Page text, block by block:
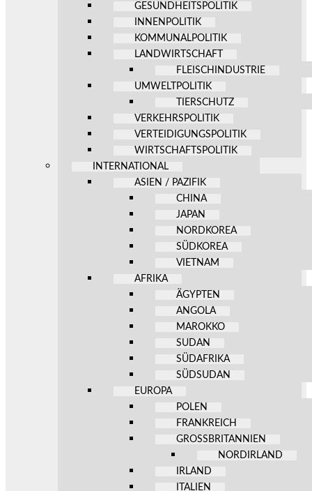
GESUNDHEITSPOLITIK
INNENPOLITIK
KOMMUNALPOLITIK
LANDWIRTSCHAFT
FLEISCHINDUSTRIE
UMWELTPOLITIK
TIERSCHUTZ
VERKEHRSPOLITIK
VERTEIDIGUNGSPOLITIK
WIRTSCHAFTSPOLITIK
INTERNATIONAL
ASIEN / PAZIFIK
CHINA
JAPAN
NORDKOREA
SÜDKOREA
VIETNAM
AFRIKA
ÄGYPTEN
ANGOLA
MAROKKO
SUDAN
SÜDAFRIKA
SÜDSUDAN
EUROPA
POLEN
FRANKREICH
GROSSBRITANNIEN
NORDIRLAND
IRLAND
ITALIEN